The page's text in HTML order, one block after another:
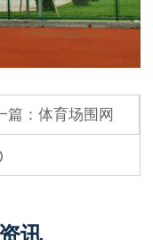
篇：体育场围网